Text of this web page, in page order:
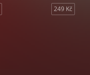
249 Kč